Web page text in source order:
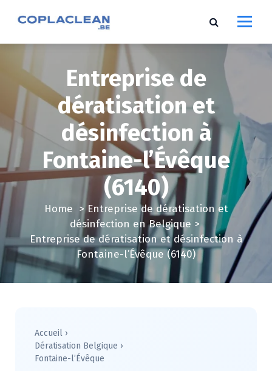
n
n
t
Entreprise de
dératisation et
désinfection à
Fontaine-l’Évêque
(6140)
Home >Entreprise de dératisation et
désinfection en Belgique >
Entreprise de dératisation et désinfection à
Fontaine-l’Évêque (6140)
Accueil ›
Dératisation Belgique ›
Fontaine-l’Évêque